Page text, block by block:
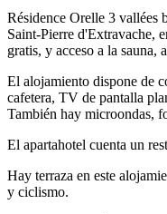
Résidence Orelle 3 vallées
Saint-Pierre d'Extravache,
gratis, y acceso a la sauna,
El alojamiento dispone de
cafetera, TV de pantalla
También hay microondas,
El apartahotel cuenta un
Hay terraza en este
y ciclismo.